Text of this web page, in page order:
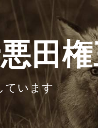
田
ています